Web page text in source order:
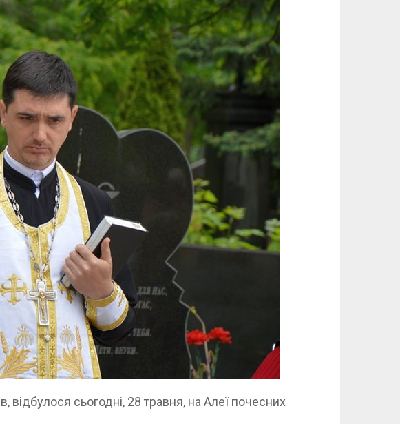
відбулося сьогодні, 28 травня, на Алеї почесних